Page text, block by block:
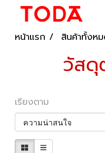
หน้าแรก สินค้าทั้งห
วัสดุ
เรียงตาม